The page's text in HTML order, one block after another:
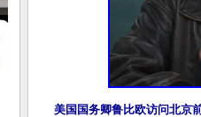
美国国务卿鲁比欧访问北京